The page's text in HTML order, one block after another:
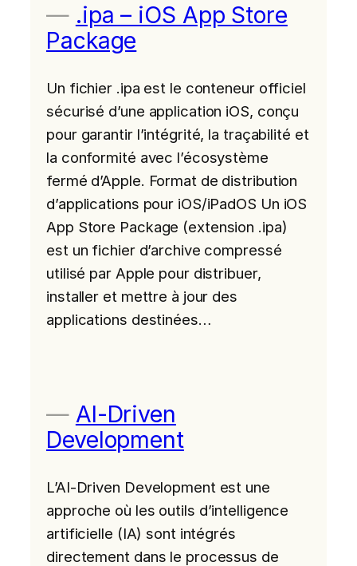
.ipa – iOS App Store
Package
Un fichier .ipa est le conteneur officiel
sécurisé d’une application iOS, conçu
pour garantir l’intégrité, la traçabilité et
la conformité avec l’écosystème
fermé d’Apple. Format de distribution
d’applications pour iOS/iPadOS Un iOS
App Store Package (extension .ipa)
est un fichier d’archive compressé
utilisé par Apple pour distribuer,
installer et mettre à jour des
applications destinées…
AI-Driven
Development
L’AI-Driven Development est une
approche où les outils d’intelligence
artificielle (IA) sont intégrés
directement dans le processus de